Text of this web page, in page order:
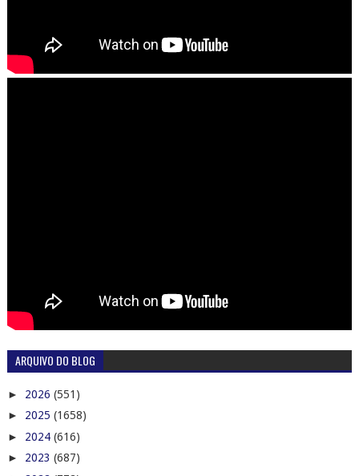
ARQUIVO DO BLOG
► 2026 (551)
► 2025 (1658)
► 2024 (616)
► 2023 (687)